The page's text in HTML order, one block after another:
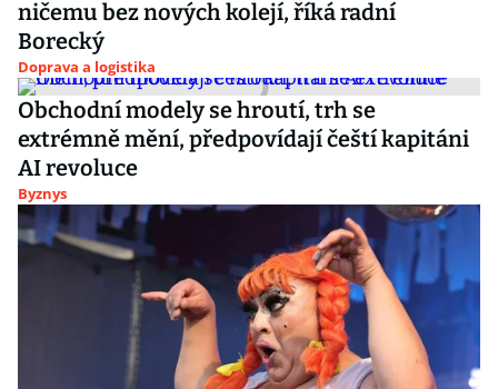
ničemu bez nových kolejí, říká radní
Borecký
Doprava a logistika
Obchodní modely se hroutí, trh se
extrémně mění, předpovídají čeští kapitáni
AI revoluce
Byznys